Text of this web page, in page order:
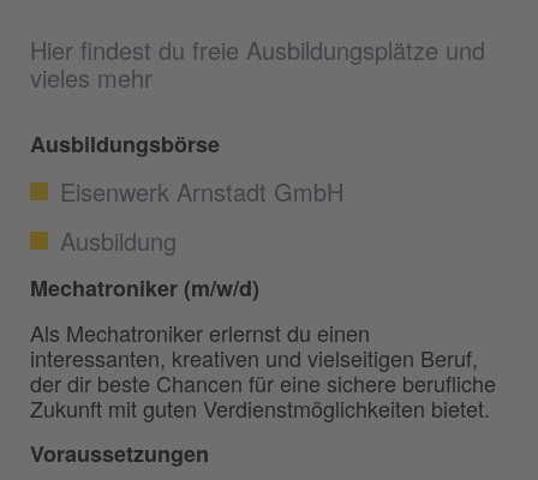
Hier findest du freie Ausbildungsplätze und
vieles mehr
Ausbildungsbörse
Eisenwerk Arnstadt GmbH
Ausbildung
Mechatroniker (m/w/d)
Als Mechatroniker erlernst du einen
interessanten, kreativen und vielseitigen Beruf,
der dir beste Chancen für eine sichere berufliche
Zukunft mit guten Verdienstmöglichkeiten bietet.
Voraussetzungen